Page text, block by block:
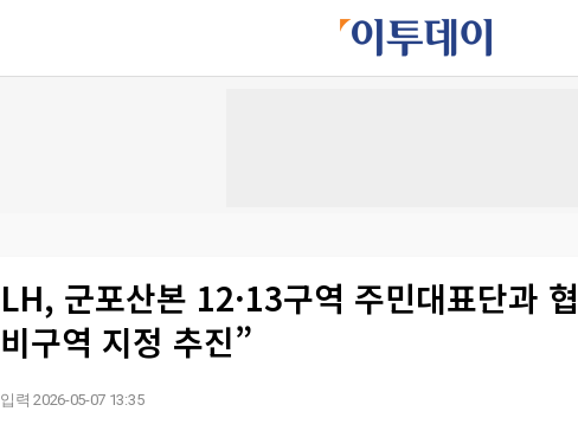
LH, 군포산본 12·13구역 주민대표단과
비구역 지정 추진”
입력 2026-05-07 13:35